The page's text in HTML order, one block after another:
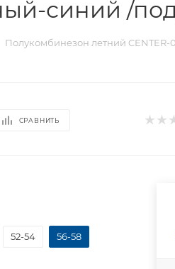
синий /
Полукомбинезон летний
СРАВНИТЬ
52-54 56-58